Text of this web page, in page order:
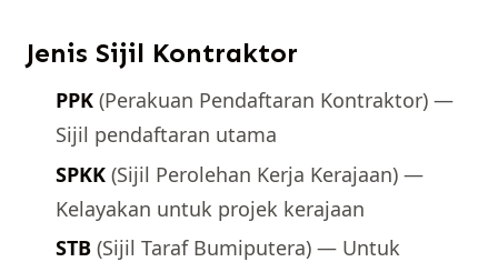
Jenis Sijil Kontraktor
PPK(Perakuan Pendaftaran Kontraktor) —
Sijil pendaftaran utama
SPKK(Sijil Perolehan Kerja Kerajaan) —
Kelayakan untuk projek kerajaan
STB(Sijil Taraf Bumiputera) — Untuk